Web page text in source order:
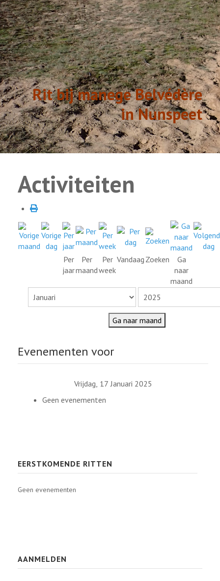
Rit bij manege Belvédère
in Nunspeet
Activiteiten
Per
jaar
Per
maand
Per
week
Vandaag Zoeken
Ga
naar
maand
Ga naar maand
Evenementen voor
Vrijdag, 17 Januari 2025
Geen evenementen
EERSTKOMENDE RITTEN
Geen evenementen
AANMELDEN